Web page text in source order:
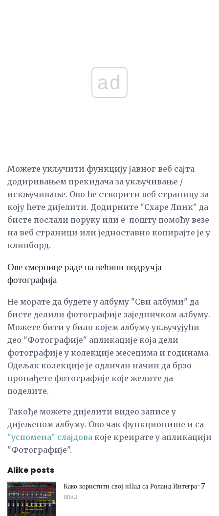
ad
Можете укључити функцију јавног веб сајта
додиривањем прекидача за укључивање /
искључивање. Ово ће створити веб страницу за
коју ћете дијелити. Додирните "Схаре Линк" да
бисте послали поруку или е-пошту помоћу везе
на веб страници или једноставно копирајте је у
клипборд.
Ове смернице раде на већини подручја
фотографија
Не морате да будете у албуму "Сви албуми" да
бисте делили фотографије заједничком албуму.
Можете бити у било којем албуму укључујући
део "Фотографије" апликације која дели
фотографије у колекције месецима и годинама.
Одељак колекције је одличан начин да брзо
пронађете фотографије које желите да
поделите.
Такође можете дијелити видео записе у
дијељеном албуму. Ово чак функционише и са
"успомена" слајдова које креирате у апликацији
"Фотографије".
Alike posts
Како користити свој иПад са Роланд Интегра-7
ИПАД